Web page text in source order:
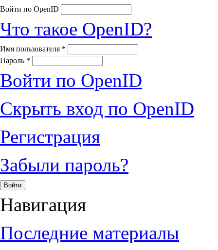
Войти по OpenID
Что такое OpenID?
Имя пользователя *
Пароль *
Войти по OpenID
Скрыть вход по OpenID
Регистрация
Забыли пароль?
Навигация
Последние материалы